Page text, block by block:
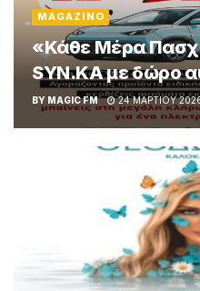
MAGAZINO
«Κάθε Μέρα
SYN.KA με δώρο
BY MAGIC FM 24 ΜΑΡΤΊΟΥ